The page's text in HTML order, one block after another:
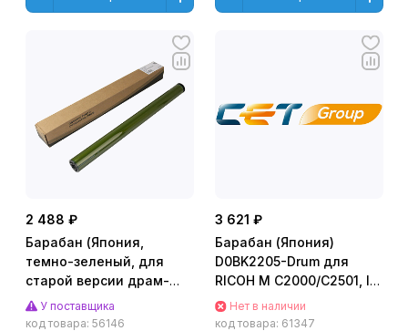
2 488 ₽
Барабан (Япония,
темно-зеленый, для
старой версии драм-
юнита) для RICOH
MPC3003 (CET), CET6200
У поставщика
код товара: 56146
3 621 ₽
Барабан (Япония)
D0BK2205-Drum для
RICOH M C2000/C2501, IM
C2000/C2010/C2510
(CET), 100000 стр.,
Нет в наличии
код товара: 61347